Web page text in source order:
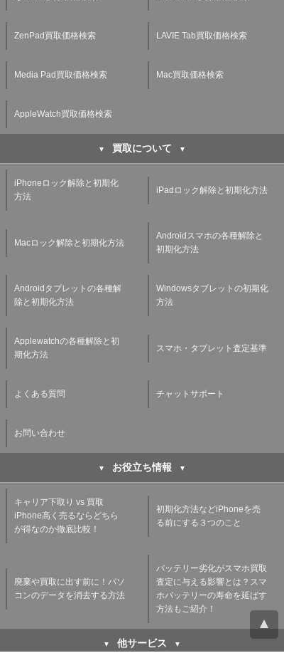
ZenPad買取価格検索 LAVIE Tab買取価格検索
Media Pad買取価格検索 Mac買取価格検索
AppleWatch買取価格検索
買取について
iPhoneロック解除と初期化
方法
iPadロック解除と初期化方法
Macロック解除と初期化方法
Androidスマホの各種解除と
初期化方法
Androidタブレットの各種解
除と初期化方法
Windowsタブレットの初期化
方法
Applewatchの各種解除と初
期化方法
スマホ・タブレット査定基準
よくある質問 チャットサポート
お問い合わせ
お役立ち情報
キャリア下取り vs 買取
iPhone高く売るならどちら
が得なのか徹底比較！
初期化方法などiPhoneを売
る前にする３つのこと
廃棄や買取に出す前に！パソ
コンのデータを消去する方法
バッテリー劣化がスマホ買取
査定に与える影響とは？スマ
ホバッテリーの寿命を延ばす
方法もご紹介！
他サービス